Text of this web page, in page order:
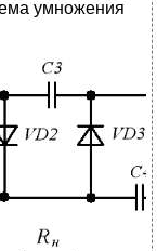
умножения